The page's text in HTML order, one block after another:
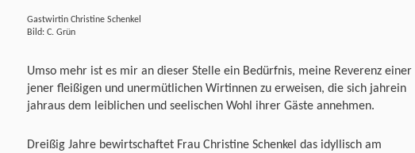
Gastwirtin Christine Schenkel
Bild: C. Grün
Umso mehr ist es mir an dieser Stelle ein Bedürfnis, meine Reverenz einer
jener fleißigen und unermütlichen Wirtinnen zu erweisen, die sich jahrein
jahraus dem leiblichen und seelischen Wohl ihrer Gäste annehmen.
Dreißig Jahre bewirtschaftet Frau Christine Schenkel das idyllisch am